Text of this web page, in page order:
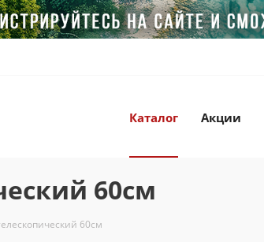
Каталог Акции
60см
60см